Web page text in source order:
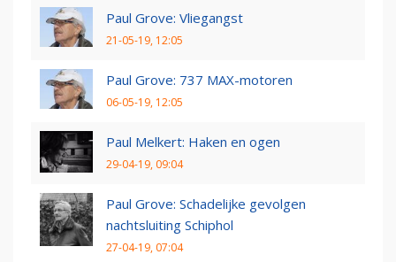
Paul Grove: Vliegangst
21-05-19, 12:05
Paul Grove: 737 MAX-motoren
06-05-19, 12:05
Paul Melkert: Haken en ogen
29-04-19, 09:04
Paul Grove: Schadelijke gevolgen
nachtsluiting Schiphol
27-04-19, 07:04